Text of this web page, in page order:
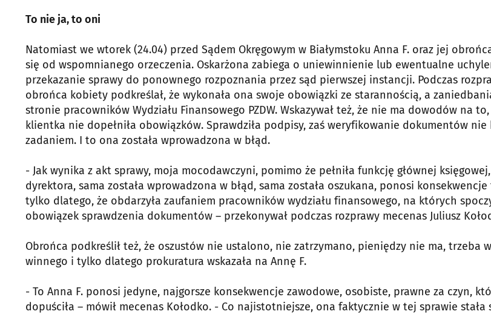
To nie ja, to oni
Natomiast we wtorek (24.04) przed Sądem Okręgowym w Białymstoku Anna F. oraz jej
się od wspomnianego orzeczenia. Oskarżona zabiega o uniewinnienie lub ewentualne
przekazanie sprawy do ponownego rozpoznania przez sąd pierwszej instancji. Podczas
obrońca kobiety podkreślał, że wykonała ona swoje obowiązki ze starannością, a
stronie pracowników Wydziału Finansowego PZDW. Wskazywał też, że nie ma dowodów na
klientka nie dopełniła obowiązków. Sprawdziła podpisy, zaś weryfikowanie dokumentów nie
zadaniem. I to ona została wprowadzona w błąd.
- Jak wynika z akt sprawy, moja mocodawczyni, pomimo że pełniła funkcję głównej
dyrektora, sama została wprowadzona w błąd, sama została oszukana, ponosi
tylko dlatego, że obdarzyła zaufaniem pracowników wydziału finansowego, na których
obowiązek sprawdzenia dokumentów – przekonywał podczas rozprawy mecenas Juliusz
Obrońca podkreślił też, że oszustów nie ustalono, nie zatrzymano, pieniędzy nie ma, trzeba
winnego i tylko dlatego prokuratura wskazała na Annę F.
- To Anna F. ponosi jedyne, najgorsze konsekwencje zawodowe, osobiste, prawne za czyn,
dopuściła – mówił mecenas Kołodko. - Co najistotniejsze, ona faktycznie w tej sprawie stała